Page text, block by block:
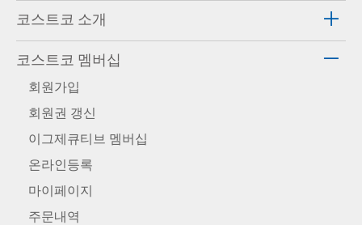
코스트코 소개
코스트코 멤버십
회원가입
회원권 갱신
이그제큐티브 멤버십
온라인등록
마이페이지
주문내역